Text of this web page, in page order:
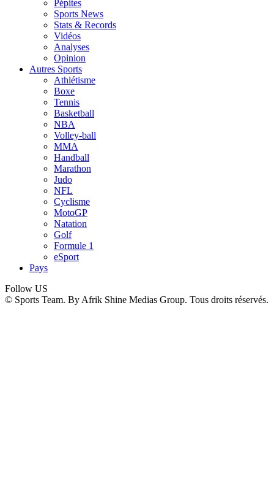
Pépites
Sports News
Stats & Records
Vidéos
Analyses
Opinion
Autres Sports
Athlétisme
Boxe
Tennis
Basketball
NBA
Volley-ball
MMA
Handball
Marathon
Judo
NFL
Cyclisme
MotoGP
Natation
Golf
Formule 1
eSport
Pays
Follow US
© Sports Team. By Afrik Shine Medias Group. Tous droits réservés.